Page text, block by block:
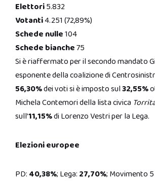
Elettori5.832
Votanti4.251 (72,89%)
Schede nulle104
Schede bianche75
Si è riaffermato per il secondo mandato
esponente della coalizione di
56,30%dei voti si è imposto sul32,55%
Michela Contemori della lista civica
sull’11,15%di Lorenzo Vestri per la Lega.
Elezioni europee
PD: 40,38%; Lega: 27,70%; Movimento